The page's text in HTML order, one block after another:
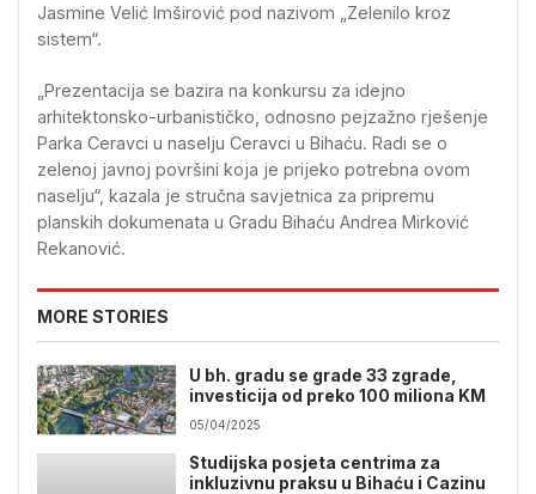
Jasmine Velić Imširović pod nazivom „Zelenilo kroz
sistem“.
„Prezentacija se bazira na konkursu za idejno
arhitektonsko-urbanističko, odnosno pejzažno rješenje
Parka Ceravci u naselju Ceravci u Bihaću. Radi se o
zelenoj javnoj površini koja je prijeko potrebna ovom
naselju“, kazala je stručna savjetnica za pripremu
planskih dokumenata u Gradu Bihaću Andrea Mirković
Rekanović.
MORE STORIES
U bh. gradu se grade 33 zgrade,
investicija od preko 100 miliona KM
05/04/2025
Studijska posjeta centrima za
inkluzivnu praksu u Bihaću i Cazinu